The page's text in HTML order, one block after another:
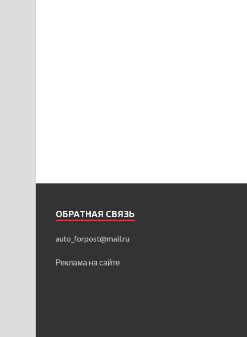
ОБРАТНАЯ СВЯЗЬ
auto_forpost@mail.ru
Реклама на сайте